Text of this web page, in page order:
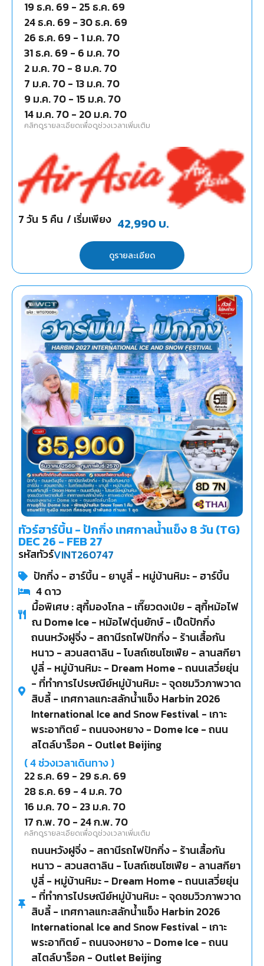
19 ธ.ค. 69 - 25 ธ.ค. 69
24 ธ.ค. 69 -30 ธ.ค. 69
26 ธ.ค. 69 - 1 ม.ค. 70
31 ธ.ค. 69 - 6 ม.ค. 70
2 ม.ค. 70- 8 ม.ค. 70
7 ม.ค. 70- 13 ม.ค. 70
9 ม.ค. 70- 15 ม.ค. 70
14 ม.ค. 70- 20 ม.ค. 70
คลิกดูรายละเอียดเพื่อดูช่วงเวลาเพิ่มเติม
7วัน 5 คืน / เริ่มเพียง 42,990 บ.
ดูรายละเอียด
ทัวร์ฮาร์บิ้น - ปักกิ่ง เทศกาลน้ำแข็ง 8 วัน (TG)
DEC 26 - FEB 27
รหัสทัวร์VINT260747
ปักกิ่ง - ฮาร์บิ้น - ยาบูลี่ - หมู่บ้านหิมะ - ฮาร์บิ้น
4ดาว
มื้อพิเศษ : สุกี้มองโกล - เกี๊ยวตงเป่ย - สุกี้หม้อไฟ
ณ Dome Ice - หม้อไฟตุ๋นยักษ์ - เป็ดปักกิ่ง
ถนนหวังฝูจิ่ง - สถานีรถไฟปักกิ่ง - ร้านเสื้อกัน
หนาว - สวนสตาลิน - โบสถ์เซนโซเฟีย - ลานสกียา
ปูลี่ - หมู่บ้านหิมะ - Dream Home - ถนนเสวี่ยยุ่น
- ที่ทำการไปรษณีย์หมู่บ้านหิมะ - จุดชมวิวภาพวาด
สิบลี้ - เทศกาลแกะสลักน้ำแข็ง Harbin 2026
International Ice and Snow Festival - เกาะ
พระอาทิตย์ - ถนนจงหยาง - Dome Ice - ถนน
สไตล์บาร็อค - Outlet Beijing
(4ช่วงเวลาเดินทาง )
22 ธ.ค. 69 - 29 ธ.ค. 69
28 ธ.ค. 69 -4 ม.ค. 70
16 ม.ค. 70- 23 ม.ค. 70
17 ก.พ. 70- 24 ก.พ. 70
คลิกดูรายละเอียดเพื่อดูช่วงเวลาเพิ่มเติม
ถนนหวังฝูจิ่ง - สถานีรถไฟปักกิ่ง - ร้านเสื้อกัน
หนาว - สวนสตาลิน - โบสถ์เซนโซเฟีย - ลานสกียา
ปูลี่ - หมู่บ้านหิมะ - Dream Home - ถนนเสวี่ยยุ่น
- ที่ทำการไปรษณีย์หมู่บ้านหิมะ - จุดชมวิวภาพวาด
สิบลี้ - เทศกาลแกะสลักน้ำแข็ง Harbin 2026
International Ice and Snow Festival - เกาะ
พระอาทิตย์ - ถนนจงหยาง - Dome Ice - ถนน
สไตล์บาร็อค - Outlet Beijing